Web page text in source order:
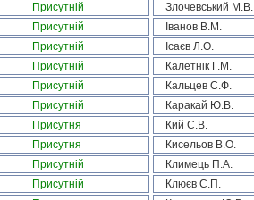
Присутній Злочевський М.В.
Присутній Іванов В.М.
Присутній Ісаєв Л.О.
Присутній Калетнік Г.М.
Присутній Кальцев С.Ф.
Присутній Каракай Ю.В.
Присутня Кий С.В.
Присутня Кисельов В.О.
Присутній Климець П.А.
Присутній Клюєв С.П.